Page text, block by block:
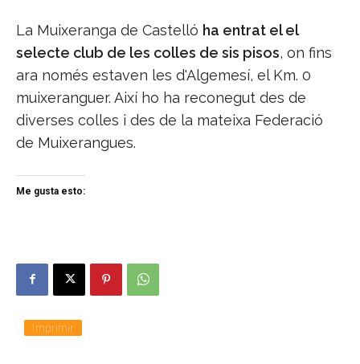
La Muixeranga de Castelló ha entrat el el
selecte club de les colles de sis pisos, on fins
ara només estaven les d'Algemesí, el Km. 0
muixeranguer. Així ho ha reconegut des de
diverses colles i des de la mateixa Federació
de Muixerangues.
Me gusta esto:
Imprimir